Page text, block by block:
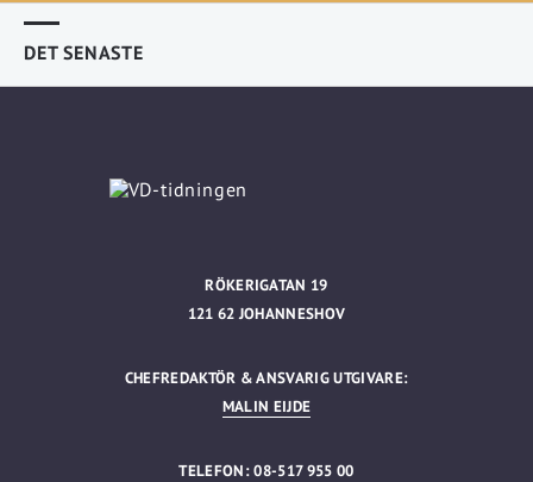
DET SENASTE
RÖKERIGATAN 19
121 62 JOHANNESHOV
CHEFREDAKTÖR & ANSVARIG UTGIVARE:
MALIN EIJDE
TELEFON: 08-517 955 00